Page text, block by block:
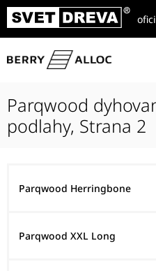
Domov / Produkty / Parqwood
Parqwood
podlahy, Strana 2
Parqwood Herringbone
Parqwood XXL Long